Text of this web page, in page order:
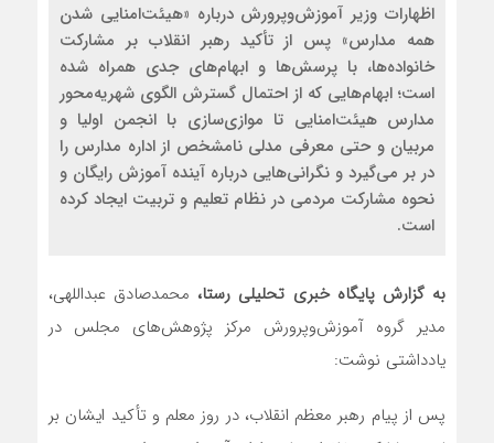
اظهارات وزیر آموزش‌وپرورش درباره «هیئت‌امنایی شدن
همه مدارس» پس از تأکید رهبر انقلاب بر مشارکت
خانواده‌ها، با پرسش‌ها و ابهام‌های جدی همراه شده
است؛ ابهام‌هایی که از احتمال گسترش الگوی شهریه‌محور
مدارس هیئت‌امنایی تا موازی‌سازی با انجمن اولیا و
مربیان و حتی معرفی مدلی نامشخص از اداره مدارس را
در بر می‌گیرد و نگرانی‌هایی درباره آینده آموزش رایگان و
نحوه مشارکت مردمی در نظام تعلیم و تربیت ایجاد کرده
است.
به گزارش پایگاه خبری تحلیلی رستا، محمدصادق عبداللهی،
مدیر گروه آموزش‌وپرورش مرکز پژوهش‌های مجلس در
یادداشتی نوشت:
پس از پیام رهبر معظم انقلاب، در روز معلم و تأکید ایشان بر